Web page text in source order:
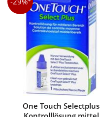
One Touch Selectplus